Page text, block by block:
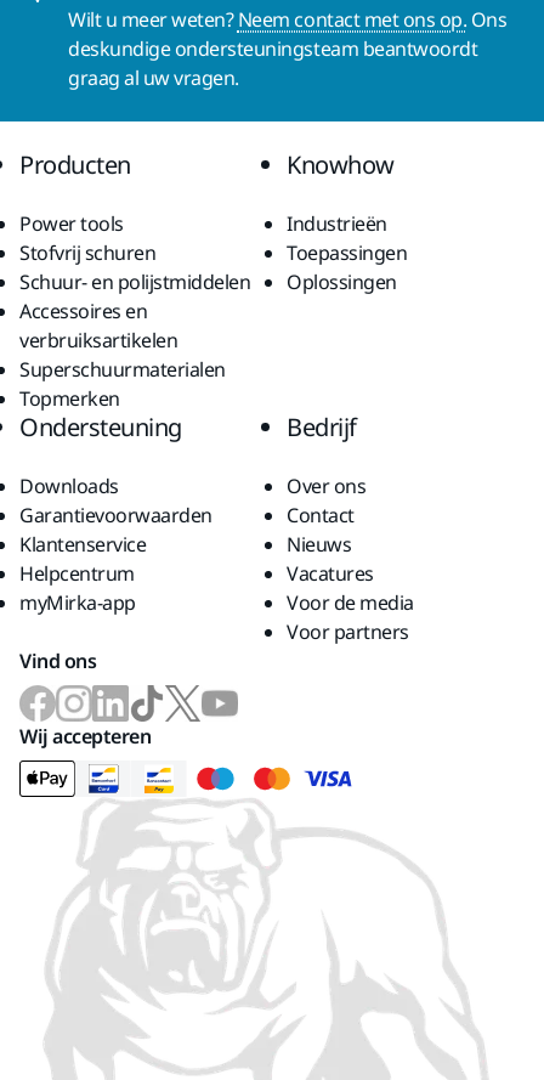
Wilt u meer weten?Neem contact met ons op. Ons
deskundige ondersteuningsteam beantwoordt
graag al uw vragen.
Producten
Power tools
Stofvrij schuren
Schuur- en polijstmiddelen
Accessoires en
verbruiksartikelen
Superschuurmaterialen
Topmerken
Knowhow
Industrieën
Toepassingen
Oplossingen
Ondersteuning
Downloads
Garantievoorwaarden
Klantenservice
Helpcentrum
myMirka-app
Bedrijf
Over ons
Contact
Nieuws
Vacatures
Voor de media
Voor partners
Vind ons
Wij accepteren